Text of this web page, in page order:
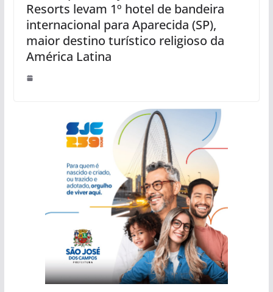
Resorts levam 1º hotel de bandeira
internacional para Aparecida (SP),
maior destino turístico religioso da
América Latina